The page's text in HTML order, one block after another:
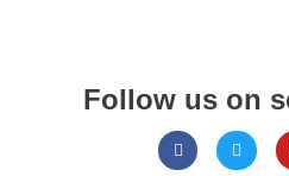
Follow us on